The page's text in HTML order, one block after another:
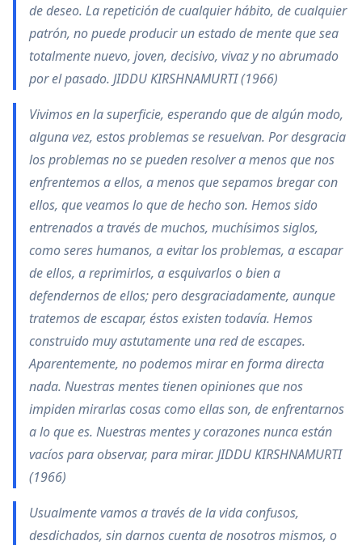
de deseo. La repetición de cualquier hábito, de cualquier
patrón, no puede producir un estado de mente que sea
totalmente nuevo, joven, decisivo, vivaz y no abrumado
por el pasado. JIDDU KIRSHNAMURTI (1966)
Vivimos en la superficie, esperando que de algún modo,
alguna vez, estos problemas se resuelvan. Por desgracia
los problemas no se pueden resolver a menos que nos
enfrentemos a ellos, a menos que sepamos bregar con
ellos, que veamos lo que de hecho son. Hemos sido
entrenados a través de muchos, muchísimos siglos,
como seres humanos, a evitar los problemas, a escapar
de ellos, a reprimirlos, a esquivarlos o bien a
defendernos de ellos; pero desgraciadamente, aunque
tratemos de escapar, éstos existen todavía. Hemos
construido muy astutamente una red de escapes.
Aparentemente, no podemos mirar en forma directa
nada. Nuestras mentes tienen opiniones que nos
impiden mirarlas cosas como ellas son, de enfrentarnos
a lo que es. Nuestras mentes y corazones nunca están
vacíos para observar, para mirar. JIDDU KIRSHNAMURTI
(1966)
Usualmente vamos a través de la vida confusos,
desdichados, sin darnos cuenta de nosotros mismos, o